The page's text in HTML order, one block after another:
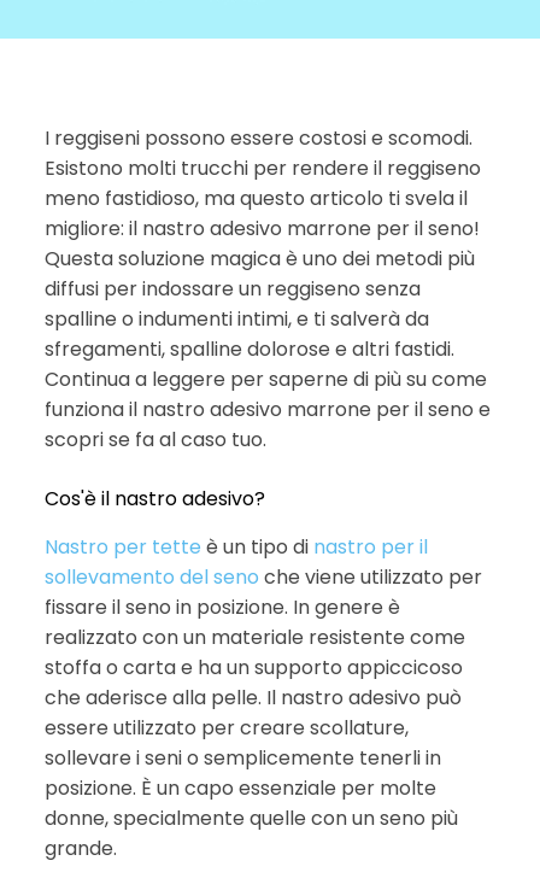
I reggiseni possono essere costosi e scomodi.
Esistono molti trucchi per rendere il reggiseno
meno fastidioso, ma questo articolo ti svela il
migliore: il nastro adesivo marrone per il seno!
Questa soluzione magica è uno dei metodi più
diffusi per indossare un reggiseno senza
spalline o indumenti intimi, e ti salverà da
sfregamenti, spalline dolorose e altri fastidi.
Continua a leggere per saperne di più su come
funziona il nastro adesivo marrone per il seno e
scopri se fa al caso tuo.
Cos'è il nastro adesivo?
Nastro per tette è un tipo di nastro per il
sollevamento del seno che viene utilizzato per
fissare il seno in posizione. In genere è
realizzato con un materiale resistente come
stoffa o carta e ha un supporto appiccicoso
che aderisce alla pelle. Il nastro adesivo può
essere utilizzato per creare scollature,
sollevare i seni o semplicemente tenerli in
posizione. È un capo essenziale per molte
donne, specialmente quelle con un seno più
grande.